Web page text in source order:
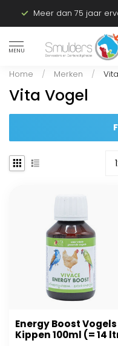
Meer dan 75 jaar
MENU
Home / Merken /
Vita Vogel
Energy Boost
Kippen 100ml (= 14